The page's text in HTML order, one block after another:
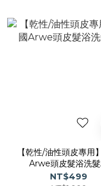
【乾性/油性頭皮專用
Arwe頭皮髮浴洗
NT$499